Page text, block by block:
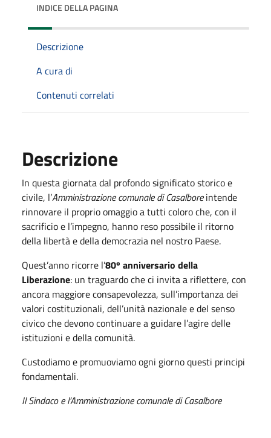
INDICE DELLA PAGINA
Descrizione
A cura di
Contenuti correlati
Descrizione
In questa giornata dal profondo significato storico e
civile, l’Amministrazione comunale di Casalboreintende
rinnovare il proprio omaggio a tutti coloro che, con il
sacrificio e l’impegno, hanno reso possibile il ritorno
della libertà e della democrazia nel nostro Paese.
Quest’anno ricorre l’80º anniversario della
Liberazione: un traguardo che ci invita a riflettere, con
ancora maggiore consapevolezza, sull’importanza dei
valori costituzionali, dell’unità nazionale e del senso
civico che devono continuare a guidare l’agire delle
istituzioni e della comunità.
Custodiamo e promuoviamo ogni giorno questi principi
fondamentali.
Il Sindaco e l’Amministrazione comunale di Casalbore